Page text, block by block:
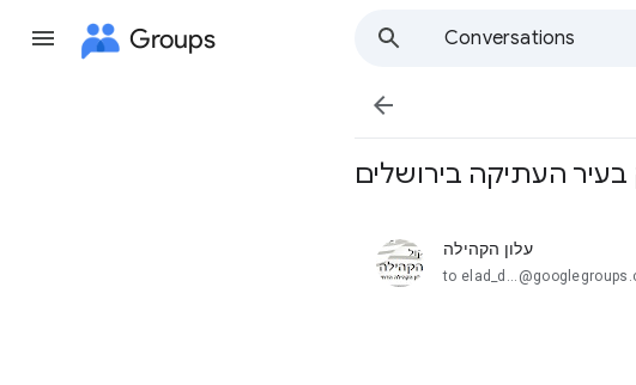
Groups
Conversations

העתיקה בירושלים
עלון הקהילה
unread,
to